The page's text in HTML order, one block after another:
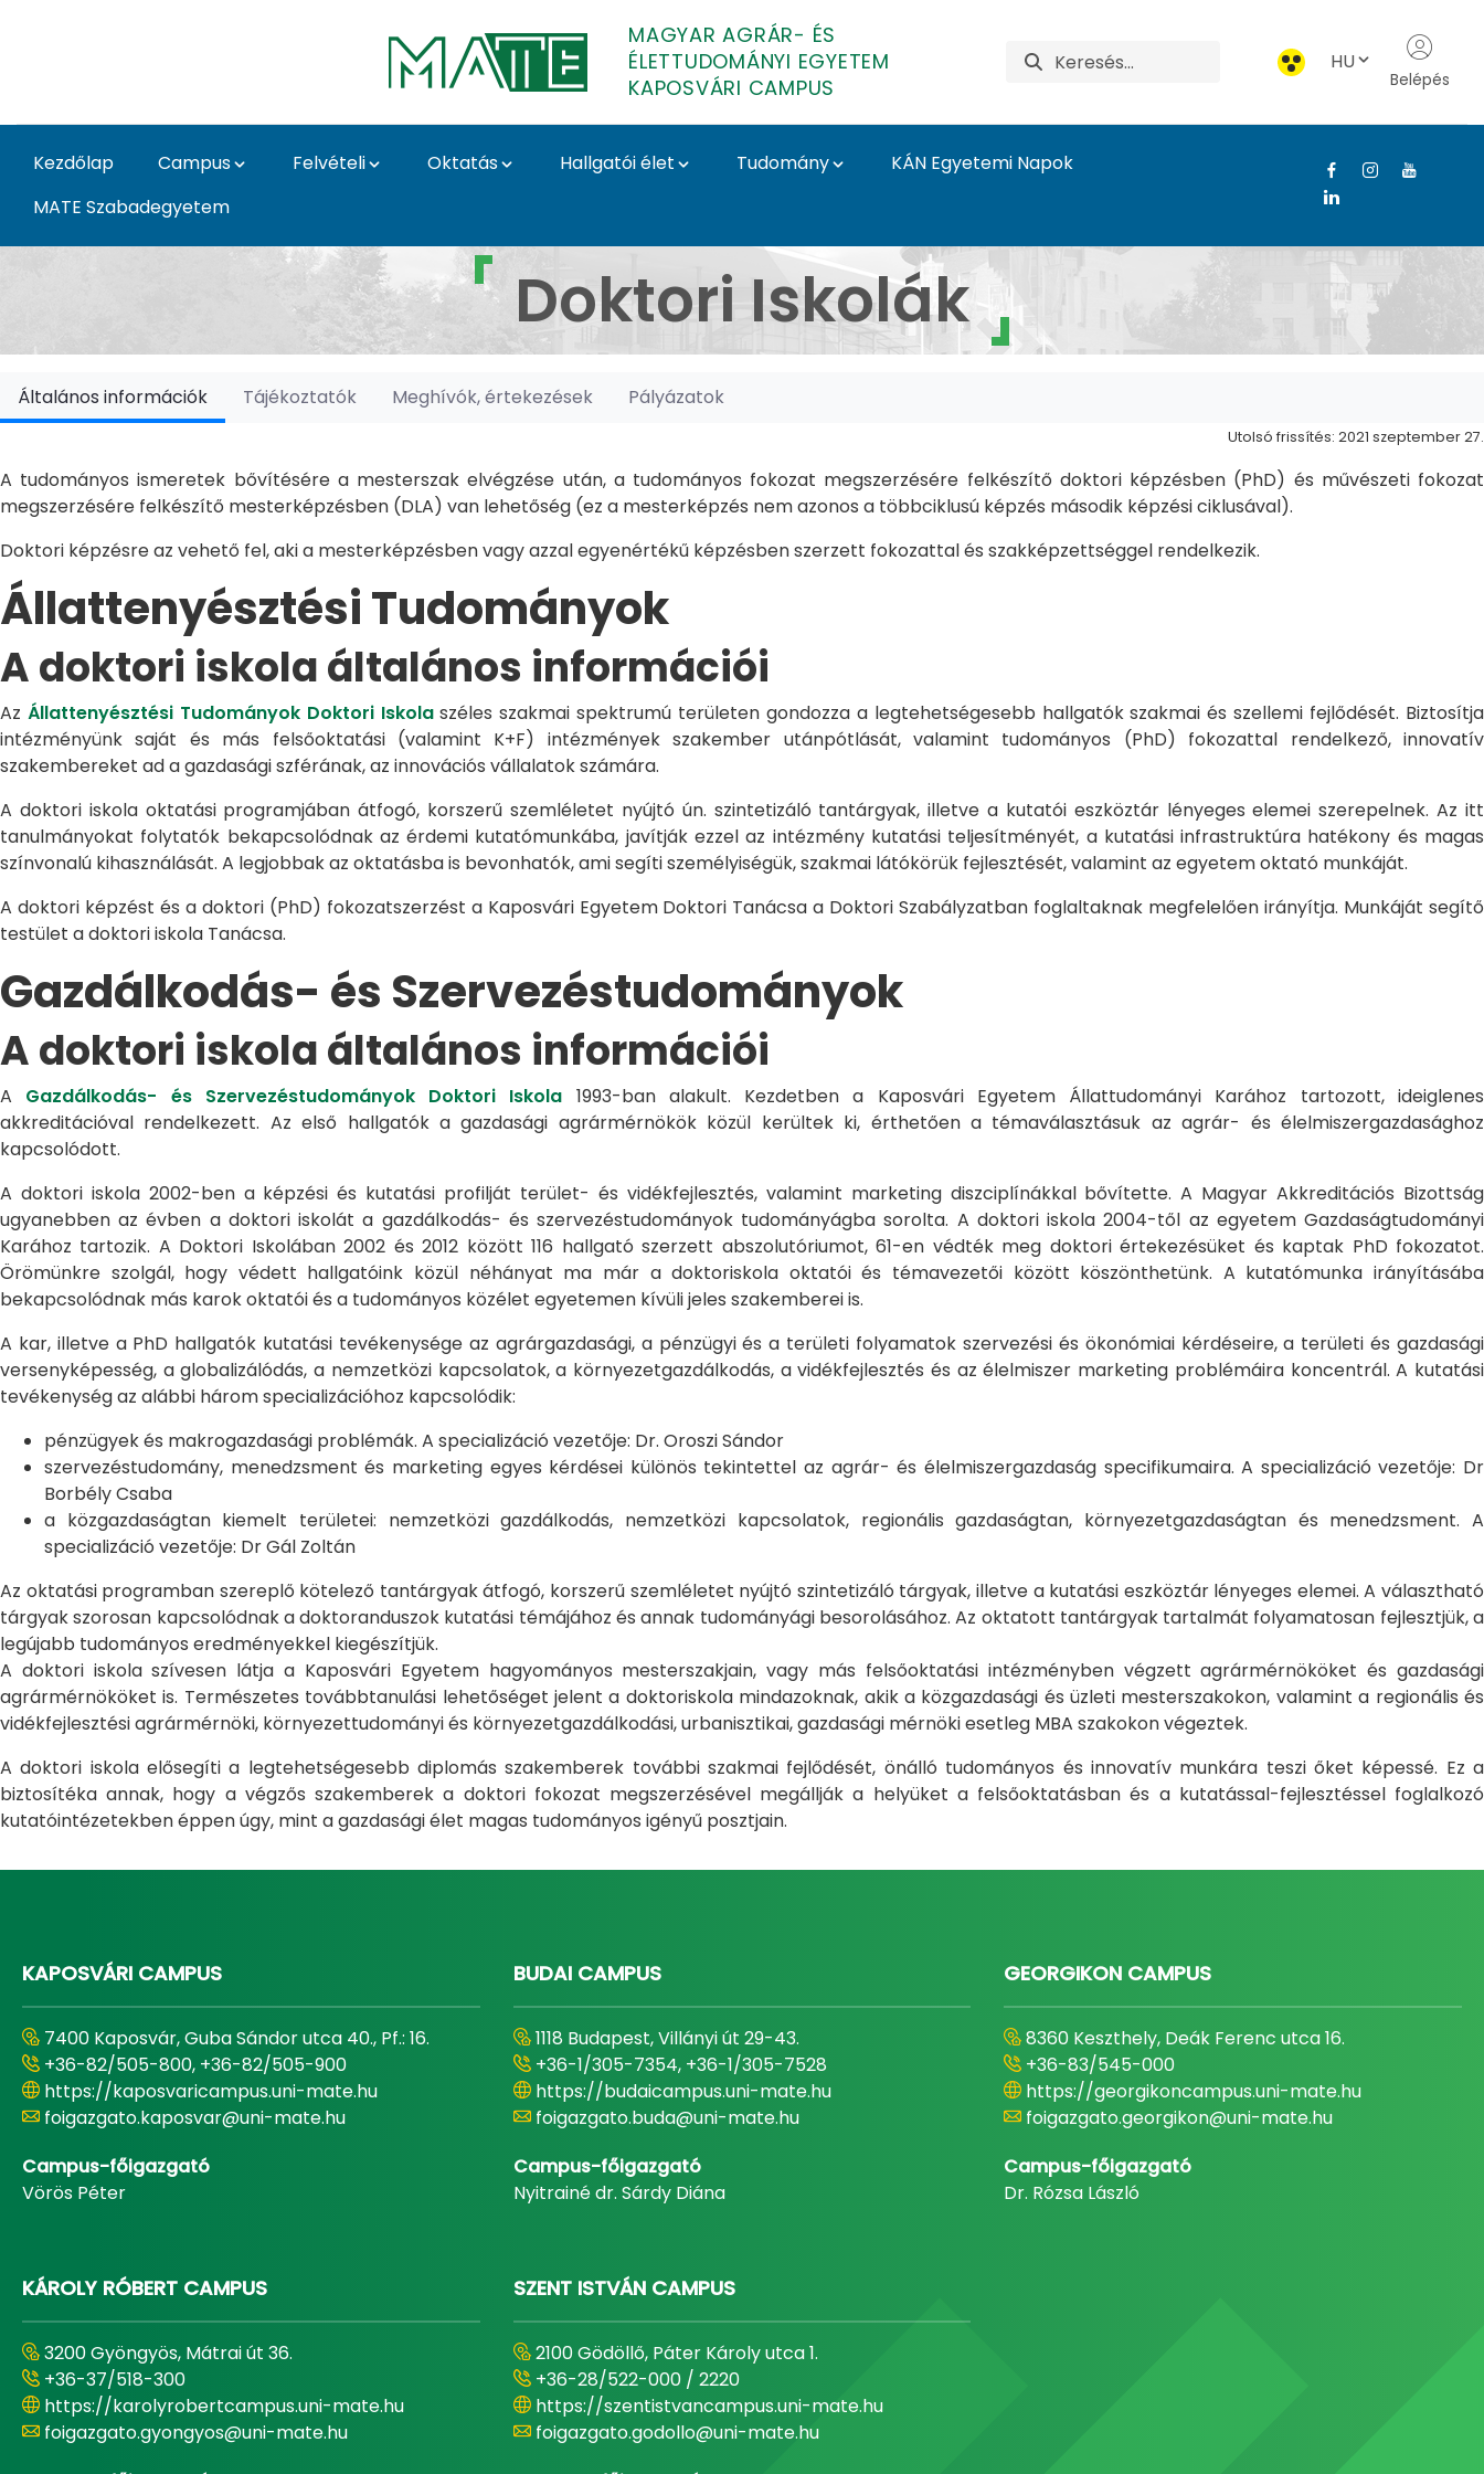
MAGYAR AGRÁR- ÉS
ÉLETTUDOMÁNYI EGYETEM
KAPOSVÁRI CAMPUS
HU
Belépés
Kezdőlap Campus Felvételi Oktatás Hallgatói élet Tudomány
KÁN Egyetemi Napok
MATE Szabadegyetem
Doktori Iskolák - Kaposvári Campus
Doktori Iskolák
Általános információk Tájékoztatók Meghívók, értekezések Pályázatok
Utolsó frissítés: 2021 szeptember 27.
A tudományos ismeretek bővítésére a mesterszak elvégzése után, a tudományos fokozat megszerzésére felkészítő doktori képzésben (PhD) és művészeti fokozat
megszerzésére felkészítő mesterképzésben (DLA) van lehetőség (ez a mesterképzés nem azonos a többciklusú képzés második képzési ciklusával).
Doktori képzésre az vehető fel, aki a mesterképzésben vagy azzal egyenértékű képzésben szerzett fokozattal és szakképzettséggel rendelkezik.
Állattenyésztési Tudományok
A doktori iskola általános információi
Az Állattenyésztési Tudományok Doktori Iskolaszéles szakmai spektrumú területen gondozza a legtehetségesebb hallgatók szakmai és szellemi fejlődését. Biztosítja
intézményünk saját és más felsőoktatási (valamint K+F) intézmények szakember utánpótlását, valamint tudományos (PhD) fokozattal rendelkező, innovatív
szakembereket ad a gazdasági szférának, az innovációs vállalatok számára.
A doktori iskola oktatási programjában átfogó, korszerű szemléletet nyújtó ún. szintetizáló tantárgyak, illetve a kutatói eszköztár lényeges elemei szerepelnek. Az itt
tanulmányokat folytatók bekapcsolódnak az érdemi kutatómunkába, javítják ezzel az intézmény kutatási teljesítményét, a kutatási infrastruktúra hatékony és magas
színvonalú kihasználását. A legjobbak az oktatásba is bevonhatók, ami segíti személyiségük, szakmai látókörük fejlesztését, valamint az egyetem oktató munkáját.
A doktori képzést és a doktori (PhD) fokozatszerzést a Kaposvári Egyetem Doktori Tanácsa a Doktori Szabályzatban foglaltaknak megfelelően irányítja. Munkáját segítő
testület a doktori iskola Tanácsa.
Gazdálkodás- és Szervezéstudományok
A doktori iskola általános információi
A Gazdálkodás- és Szervezéstudományok Doktori Iskola 1993-ban alakult. Kezdetben a Kaposvári Egyetem Állattudományi Karához tartozott, ideiglenes
akkreditációval rendelkezett. Az első hallgatók a gazdasági agrármérnökök közül kerültek ki, érthetően a témaválasztásuk az agrár- és élelmiszergazdasághoz
kapcsolódott.
A doktori iskola 2002-ben a képzési és kutatási profilját terület- és vidékfejlesztés, valamint marketing diszciplínákkal bővítette. A Magyar Akkreditációs Bizottság
ugyanebben az évben a doktori iskolát a gazdálkodás- és szervezéstudományok tudományágba sorolta. A doktori iskola 2004-től az egyetem Gazdaságtudományi
Karához tartozik. A Doktori Iskolában 2002 és 2012 között 116 hallgató szerzett abszolutóriumot, 61-en védték meg doktori értekezésüket és kaptak PhD fokozatot.
Örömünkre szolgál, hogy védett hallgatóink közül néhányat ma már a doktoriskola oktatói és témavezetői között köszönthetünk. A kutatómunka irányításába
bekapcsolódnak más karok oktatói és a tudományos közélet egyetemen kívüli jeles szakemberei is.
A kar, illetve a PhD hallgatók kutatási tevékenysége az agrárgazdasági, a pénzügyi és a területi folyamatok szervezési és ökonómiai kérdéseire, a területi és gazdasági
versenyképesség, a globalizálódás, a nemzetközi kapcsolatok, a környezetgazdálkodás, a vidékfejlesztés és az élelmiszer marketing problémáira koncentrál. A kutatási
tevékenység az alábbi három specializációhoz kapcsolódik:
pénzügyek és makrogazdasági problémák. A specializáció vezetője: Dr. Oroszi Sándor
szervezéstudomány, menedzsment és marketing egyes kérdései különös tekintettel az agrár- és élelmiszergazdaság specifikumaira. A specializáció vezetője: Dr
Borbély Csaba
a közgazdaságtan kiemelt területei: nemzetközi gazdálkodás, nemzetközi kapcsolatok, regionális gazdaságtan, környezetgazdaságtan és menedzsment. A
specializáció vezetője: Dr Gál Zoltán
Az oktatási programban szereplő kötelező tantárgyak átfogó, korszerű szemléletet nyújtó szintetizáló tárgyak, illetve a kutatási eszköztár lényeges elemei. A választható
tárgyak szorosan kapcsolódnak a doktoranduszok kutatási témájához és annak tudományági besorolásához. Az oktatott tantárgyak tartalmát folyamatosan fejlesztjük, a
legújabb tudományos eredményekkel kiegészítjük.
A doktori iskola szívesen látja a Kaposvári Egyetem hagyományos mesterszakjain, vagy más felsőoktatási intézményben végzett agrármérnököket és gazdasági
agrármérnököket is. Természetes továbbtanulási lehetőséget jelent a doktoriskola mindazoknak, akik a közgazdasági és üzleti mesterszakokon, valamint a regionális és
vidékfejlesztési agrármérnöki, környezettudományi és környezetgazdálkodási, urbanisztikai, gazdasági mérnöki esetleg MBA szakokon végeztek.
A doktori iskola elősegíti a legtehetségesebb diplomás szakemberek további szakmai fejlődését, önálló tudományos és innovatív munkára teszi őket képessé. Ez a
biztosítéka annak, hogy a végzős szakemberek a doktori fokozat megszerzésével megállják a helyüket a felsőoktatásban és a kutatással-fejlesztéssel foglalkozó
kutatóintézetekben éppen úgy, mint a gazdasági élet magas tudományos igényű posztjain.
KAPOSVÁRI CAMPUS
7400 Kaposvár, Guba Sándor utca 40., Pf.: 16.
+36-82/505-800, +36-82/505-900
https://kaposvaricampus.uni-mate.hu
foigazgato.kaposvar@uni-mate.hu
Campus-főigazgató
Vörös Péter
BUDAI CAMPUS
1118 Budapest, Villányi út 29-43.
+36-1/305-7354, +36-1/305-7528
https://budaicampus.uni-mate.hu
foigazgato.buda@uni-mate.hu
Campus-főigazgató
Nyitrainé dr. Sárdy Diána
GEORGIKON CAMPUS
8360 Keszthely, Deák Ferenc utca 16.
+36-83/545-000
https://georgikoncampus.uni-mate.hu
foigazgato.georgikon@uni-mate.hu
Campus-főigazgató
Dr. Rózsa László
KÁROLY RÓBERT CAMPUS
3200 Gyöngyös, Mátrai út 36.
+36-37/518-300
https://karolyrobertcampus.uni-mate.hu
foigazgato.gyongyos@uni-mate.hu
SZENT ISTVÁN CAMPUS
2100 Gödöllő, Páter Károly utca 1.
+36-28/522-000 / 2220
https://szentistvancampus.uni-mate.hu
foigazgato.godollo@uni-mate.hu